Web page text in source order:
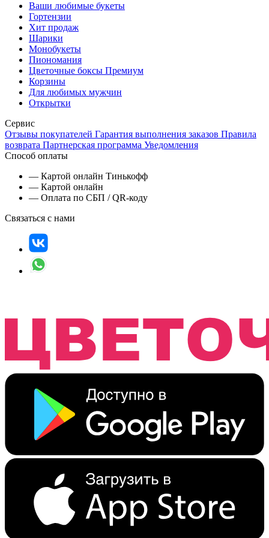
Ваши любимые букеты
Гортензии
Хит продаж
Шарики
Монобукеты
Пиономания
Цветочные боксы Премиум
Корзины
Для любимых мужчин
Открытки
Сервис
Отзывы покупателей Гарантия выполнения заказов Правила
возврата Партнерская программа Уведомления
Способ оплаты
— Картой онлайн Тинькофф
— Картой онлайн
— Оплата по СБП / QR-коду
Связаться с нами